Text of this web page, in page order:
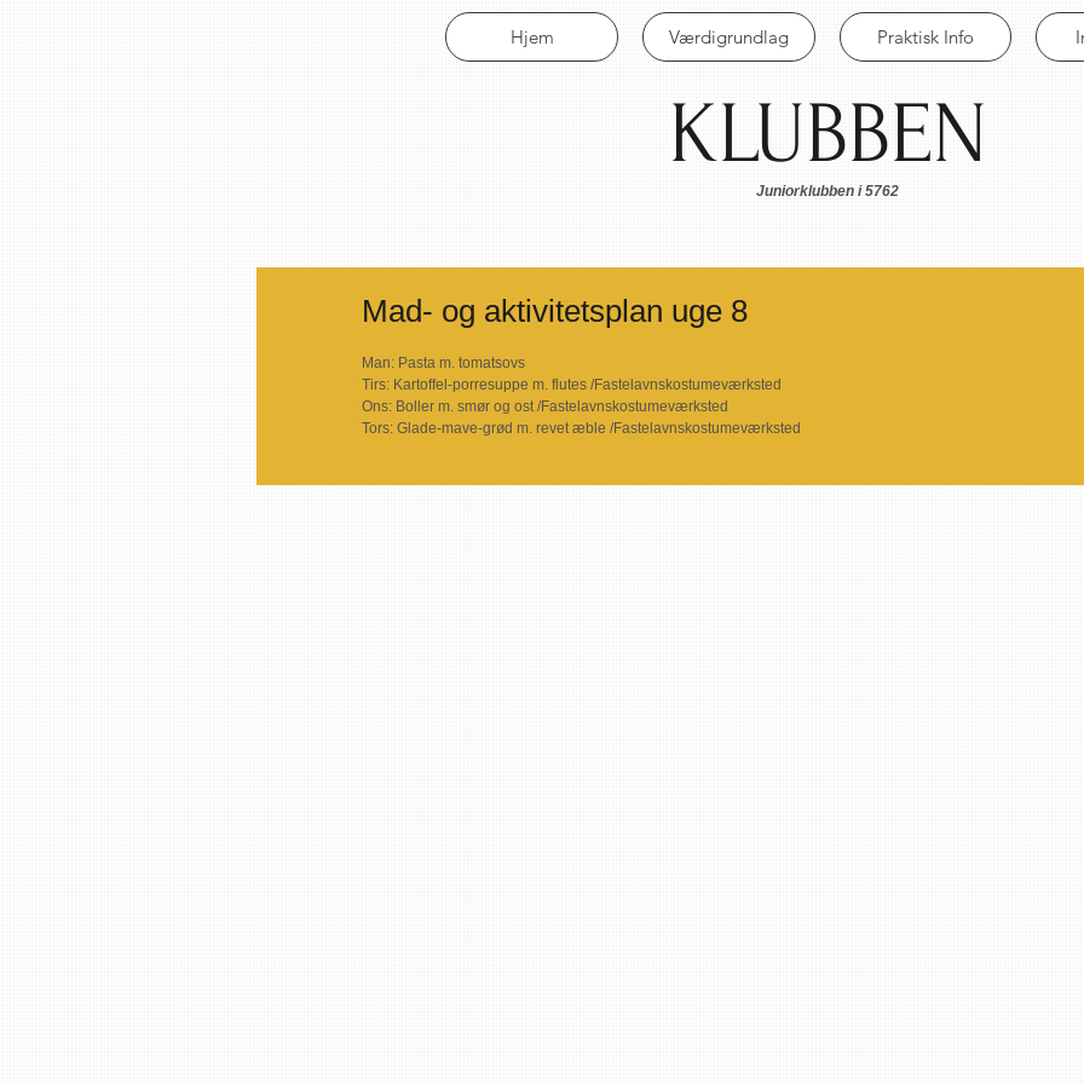
Hjem Værdigrundlag Praktisk Info
KLUBBEN
Juniorklubben i 5762
Mad- og aktivitetsplan uge 8
Man: Pasta m. tomatsovs
Tirs: Kartoffel-porresuppe m. flutes /Fastelavnskostumeværksted
Ons: Boller m. smør og ost /Fastelavnskostumeværksted
Tors: Glade-mave-grød m. revet æble /Fastelavnskostumeværksted